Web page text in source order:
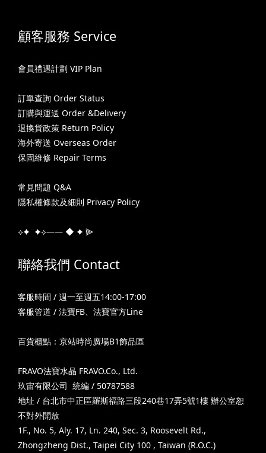
顧客服務 Service
會員禮遇計劃 VIP Plan
訂單查詢 Order Status
訂購與運送 Order &Delivery
退換貨政策 Return Policy
海外寄送 Overseas Order
保固維修 Repair Terms
常見問題 Q&A
隱私權條款及細則 Privacy Policy
⟡✦ ✦⟡—— ◆ ✦ ⫸
聯絡我們 Contact
客服時間 / 週一至週五14:00-17:00
客服管道 / 法寶FB 法寶官方Line
百貨櫃點：京站時尚廣場B1飾品區
FRAVO法寶水晶 FRAVO.Co., Ltd.
玖宙有限公司 統編 / 50787588
地址 / 台北市中正區羅斯福路三段240巷17弄5號1樓 辦公室恕
不對外開放
1F., No. 5, Aly. 17, Ln. 240, Sec. 3, Roosevelt Rd.,
Zhongzheng Dist., Taipei City 100 , Taiwan (R.O.C.)